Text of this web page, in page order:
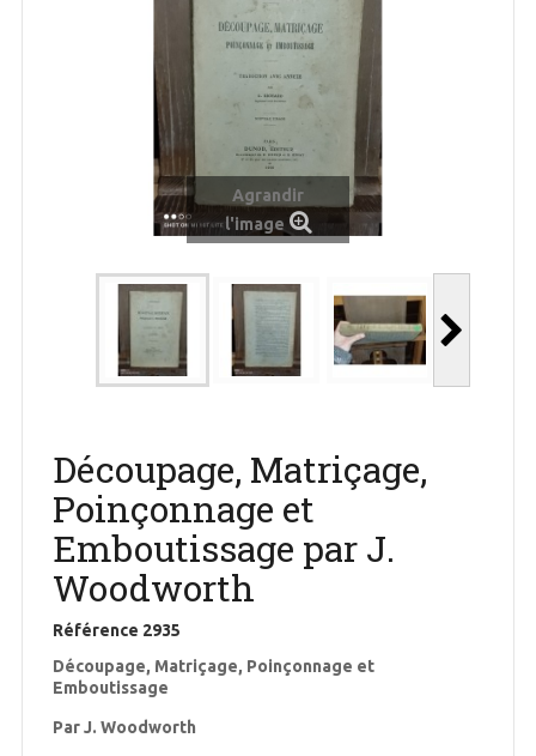
Agrandir
l'image
Découpage, Matriçage,
Poinçonnage et
Emboutissage par J.
Woodworth
Référence 2935
Découpage, Matriçage, Poinçonnage et
Emboutissage
Par J. Woodworth